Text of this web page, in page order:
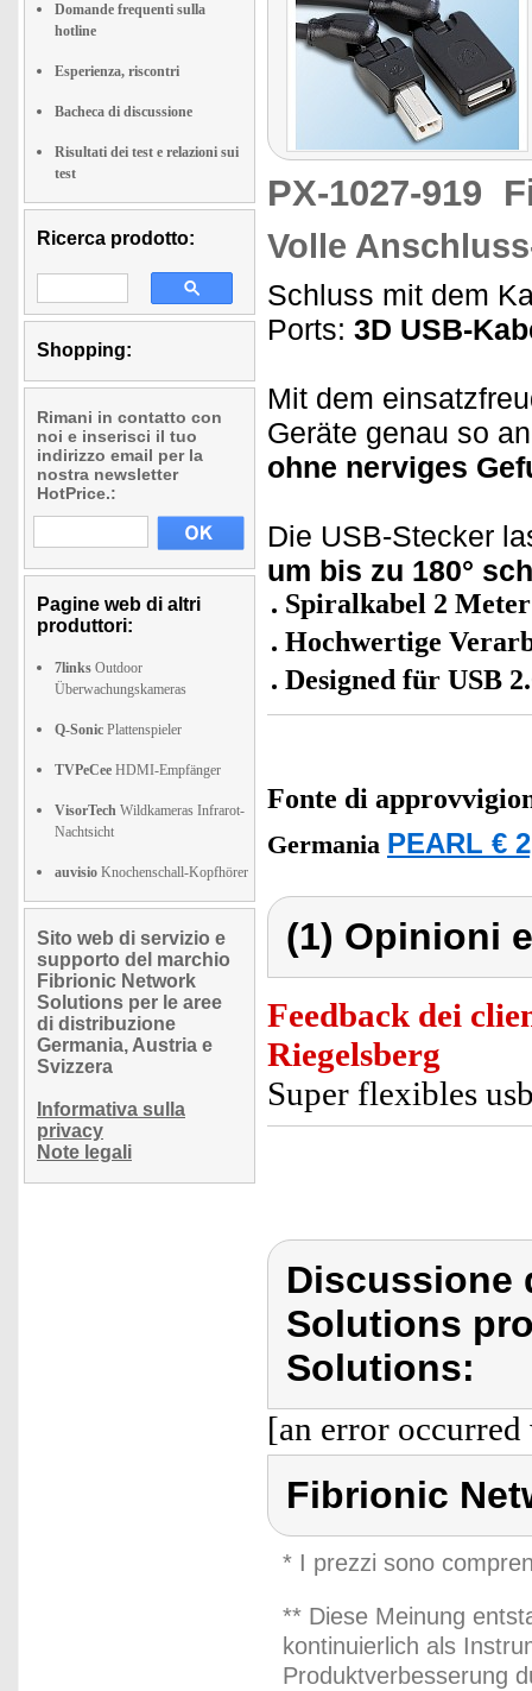
Domande frequenti sulla
hotline
Esperienza, riscontri
Bacheca di discussione
Risultati dei test e relazioni sui
test
Ricerca prodotto:
Shopping:
Rimani in contatto con
noi e inserisci il tuo
indirizzo email per la
nostra newsletter
HotPrice.:
Pagine web di altri
produttori:
7links Outdoor
Überwachungskameras
Q-Sonic Plattenspieler
TVPeCee HDMI-Empfänger
VisorTech Wildkameras Infrarot-
Nachtsicht
auvisio Knochenschall-Kopfhörer
Sito web di servizio e
supporto del marchio
Fibrionic Network
Solutions per le aree
di distribuzione
Germania, Austria e
Svizzera
Informativa sulla
privacy
Note legali
PX-1027-919
Volle
Schluss mit dem
Ports: 3D USB-
Mit dem
Geräte genau so
ohne nerviges
Die USB-Stecker
um bis zu 180°
Spiralkabel 2 Meter
Hochwertige
Designed für USB
Fonte di
Germania PEARL €
(1) Opinioni
Feedback dei
Riegelsberg
Super flexibles
Discussione
Solutions
Solutions:
[an error
Fibrionic
* I prezzi sono
** Diese Meinung
kontinuierlich als
Produktverbesserung